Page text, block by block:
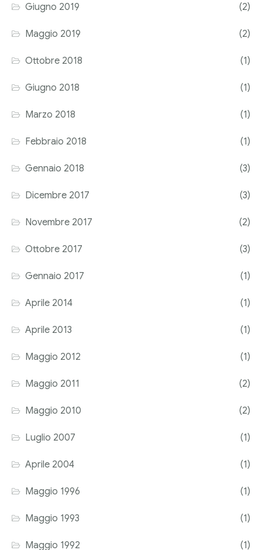
Giugno 2019 (2)
Maggio 2019 (2)
Ottobre 2018 (1)
Giugno 2018 (1)
Marzo 2018 (1)
Febbraio 2018 (1)
Gennaio 2018 (3)
Dicembre 2017 (3)
Novembre 2017 (2)
Ottobre 2017 (3)
Gennaio 2017 (1)
Aprile 2014 (1)
Aprile 2013 (1)
Maggio 2012 (1)
Maggio 2011 (2)
Maggio 2010 (2)
Luglio 2007 (1)
Aprile 2004 (1)
Maggio 1996 (1)
Maggio 1993 (1)
Maggio 1992 (1)